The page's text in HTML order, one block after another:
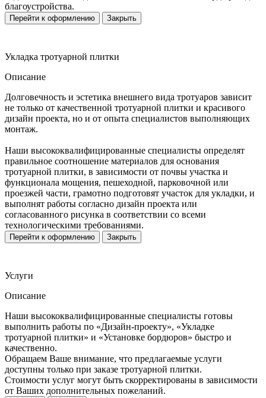
благоустройства.
Перейти к оформлению Закрыть
Укладка тротуарной плитки
Описание
Долговечность и эстетика внешнего вида тротуаров зависит
не только от качественной тротуарной плитки и красивого
дизайн проекта, но и от опыта специалистов выполняющих
монтаж.
Наши высококвалифицированные специалисты определят
правильное соотношение материалов для основания
тротуарной плитки, в зависимости от почвы участка и
функционала мощения, пешеходной, парковочной или
проезжей части, грамотно подготовят участок для укладки, и
выполнят работы согласно дизайн проекта или
согласованного рисунка в соответствии со всеми
технологическими требованиями.
Перейти к оформлению Закрыть
Услуги
Описание
Наши высококвалифицированные специалисты готовы
выполнить работы по «Дизайн-проекту», «Укладке
тротуарной плитки» и «Установке бордюров» быстро и
качественно.
Обращаем Ваше внимание, что предлагаемые услуги
доступны только при заказе тротуарной плитки.
Стоимости услуг могут быть скорректированы в зависимости
от Ваших дополнительных пожеланий.